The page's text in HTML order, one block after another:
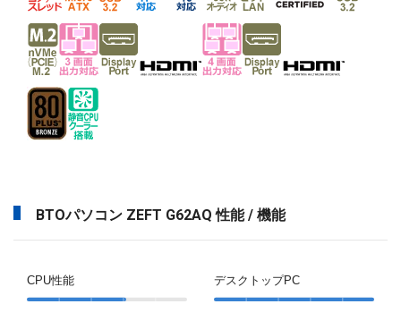
BTOパソコン ZEFT G62AQ 性能 / 機能
CPU性能 デスクトップPC